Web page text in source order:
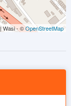
| Wasi - ©OpenStreetMap